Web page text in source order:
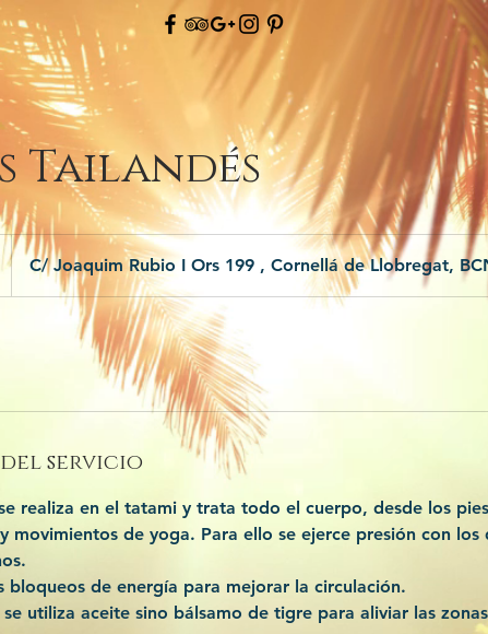
Tailandés
C/ Joaquim Rubio I Ors 199 , Cornellá de Llobregat,
servicio
realiza en el tatami y trata todo el cuerpo, desde los
movimientos de yoga. Para ello se ejerce presión con los
bloqueos de energía para mejorar la circulación.
se utiliza aceite sino bálsamo de tigre para aliviar las